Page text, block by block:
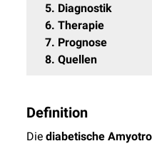
5 Diagnostik
6 Therapie
7 Prognose
8 Quellen
Definition
Die diabetische